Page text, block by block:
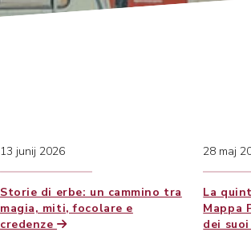
13 junij 2026
Storie di erbe: un cammino tra
magia, miti, focolare e
credenze
28 maj
La
Mappa
dei suoi